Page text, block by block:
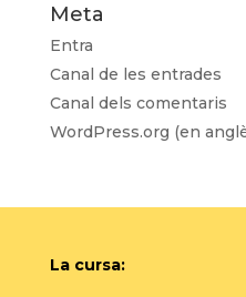
Meta
Entra
Canal de les entrades
Canal dels comentaris
WordPress.org (en
La cursa: